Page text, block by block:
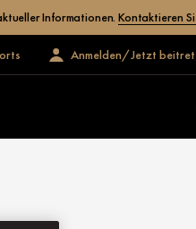
Informationen.Kontaktieren
Anmelden/Jetzt